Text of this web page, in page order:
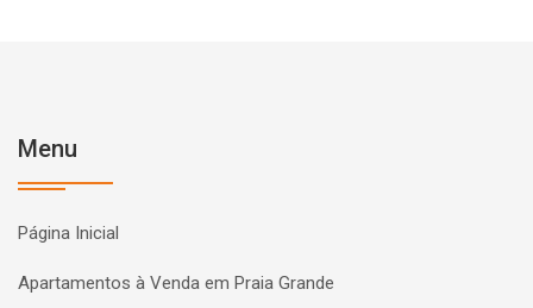
Menu
Página Inicial
Apartamentos à Venda em Praia Grande